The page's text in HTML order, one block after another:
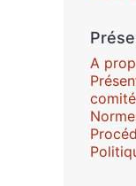
A